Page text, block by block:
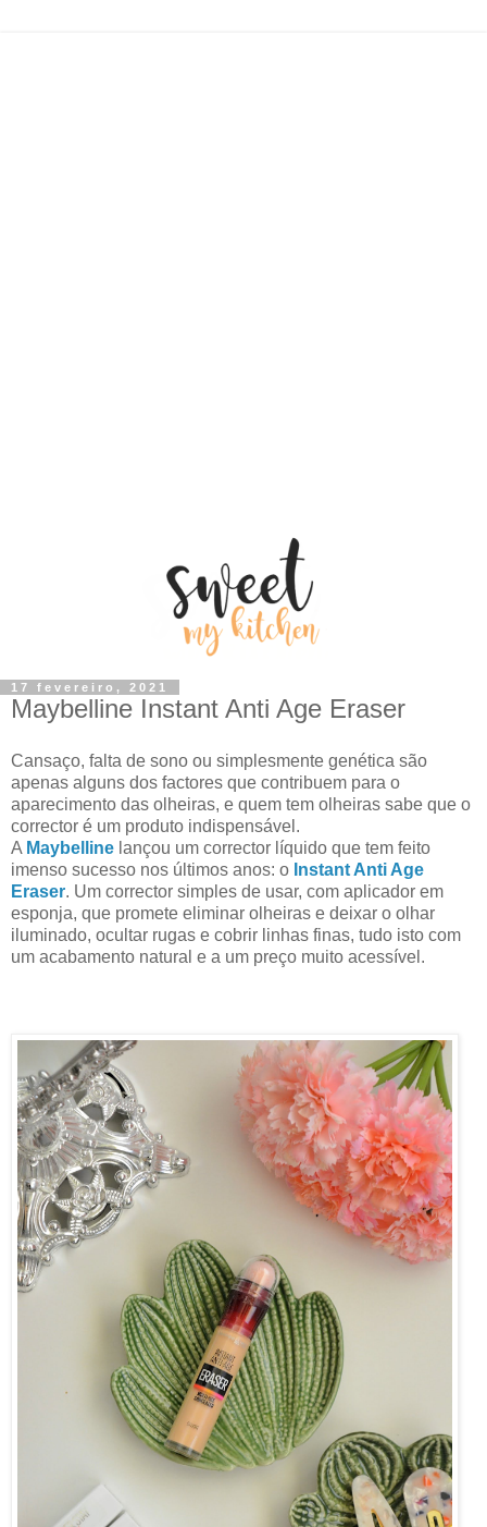
17 fevereiro, 2021
Maybelline Instant Anti Age Eraser
Cansaço, falta de sono ou simplesmente genética são
apenas alguns dos factores que contribuem para o
aparecimento das olheiras, e quem tem olheiras sabe que o
corrector é um produto indispensável.
A Maybelline lançou um corrector líquido que tem feito
imenso sucesso nos últimos anos: o Instant Anti Age
Eraser. Um corrector simples de usar, com aplicador em
esponja, que promete eliminar olheiras e deixar o olhar
iluminado, ocultar rugas e cobrir linhas finas, tudo isto com
um acabamento natural e a um preço muito acessível.